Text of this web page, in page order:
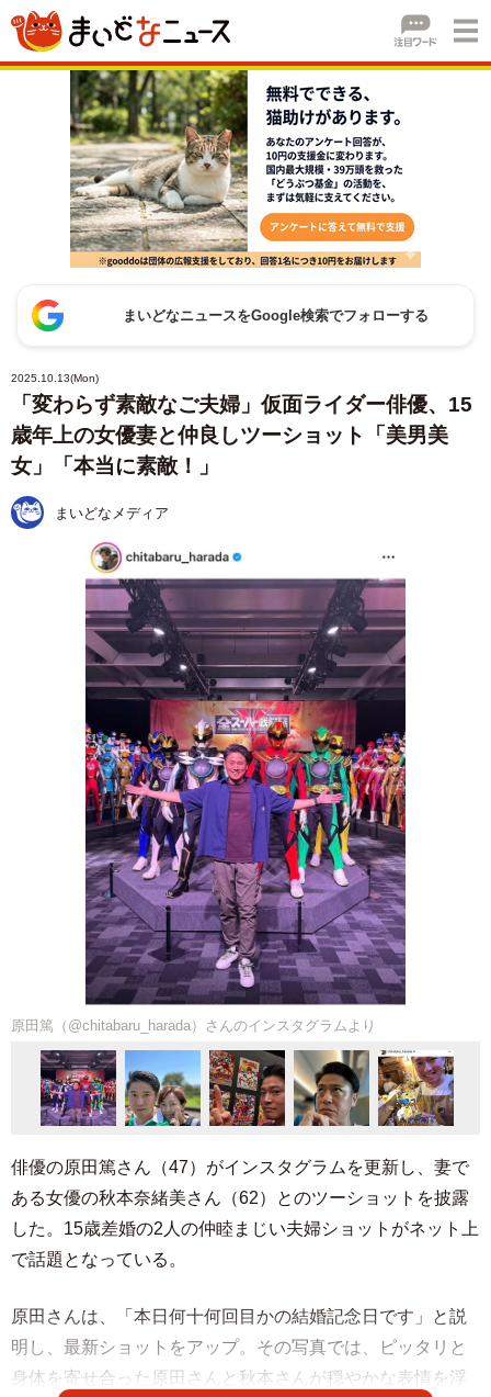
まいどなニュースをGoogle検索でフォローする
2025.10.13(Mon)
「変わらず素敵なご夫婦」仮面ライダー俳優、15
歳年上の女優妻と仲良しツーショット「美男美
女」「本当に素敵！」
まいどなメディア
原田篤（@chitabaru_harada）さんのインスタグラムより
俳優の原田篤さん（47）がインスタグラムを更新し、妻で
ある女優の秋本奈緒美さん（62）とのツーショットを披露
した。15歳差婚の2人の仲睦まじい夫婦ショットがネット上
で話題となっている。
原田さんは、「本日何十何回目かの結婚記念日です」と説
明し、最新ショットをアップ。その写真では、ピッタリと
身体を寄せ合った原田さんと秋本さんが穏やかな表情を浮